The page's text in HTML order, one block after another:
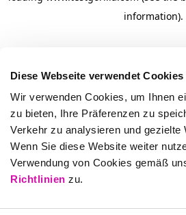
Diese Webseite verwendet Cookies
Wir verwenden Cookies, um Ihnen
zu bieten, Ihre Präferenzen zu
Verkehr zu analysieren und gezielte
Wenn Sie diese Website weiter
Verwendung von Cookies gemäß
Richtlinien zu.
information).